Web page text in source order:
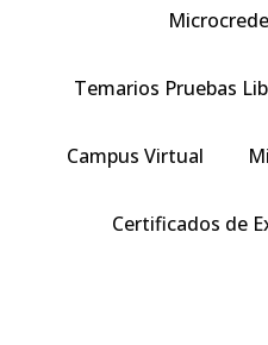
Temarios Pruebas
Campus Virtual
Certificados de